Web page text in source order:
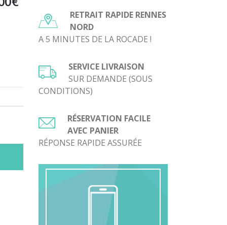
prix :
39,00€
79,00€
RETRAIT RAPIDE RENNES
NORD
A 5 MINUTES DE LA ROCADE !
SERVICE LIVRAISON
SUR DEMANDE (SOUS
CONDITIONS)
RÉSERVATION FACILE
AVEC PANIER
RÉPONSE RAPIDE ASSURÉE